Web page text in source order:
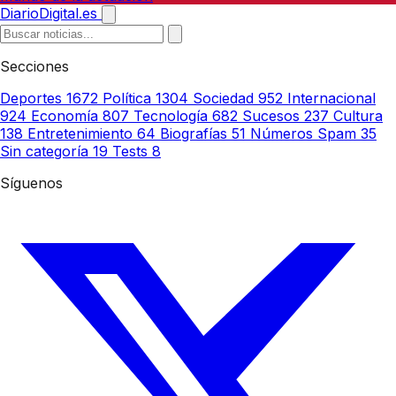
DiarioDigital.es
Secciones
Deportes 1672 Política 1304 Sociedad 952 Internacional
924 Economía 807 Tecnología 682 Sucesos 237 Cultura
138 Entretenimiento 64 Biografías 51 Números Spam 35
Sin categoría 19 Tests 8
Síguenos